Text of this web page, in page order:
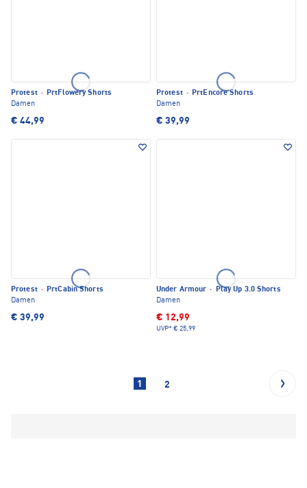
Protest · PrtFlowery Shorts
Damen
€ 44,99
Protest · PrtEncore Shorts
Damen
€ 39,99
Protest · PrtCabin Shorts
Damen
€ 39,99
Under Armour ·
Play Up 3.0 Shorts
Damen
€ 12,99
UVP* € 25,99
1 2